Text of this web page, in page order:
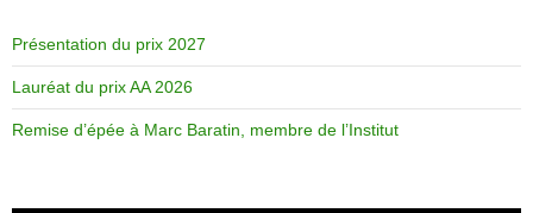
Présentation du prix 2027
Lauréat du prix AA 2026
Remise d’épée à Marc Baratin, membre de l’Institut